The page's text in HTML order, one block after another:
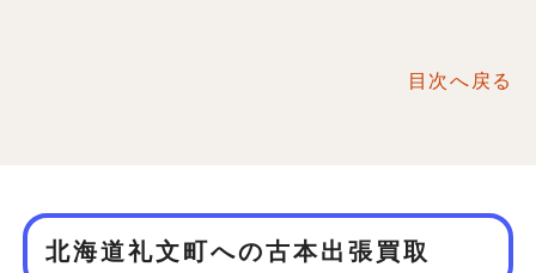
目次へ戻る
北海道礼文町への古本出張買取